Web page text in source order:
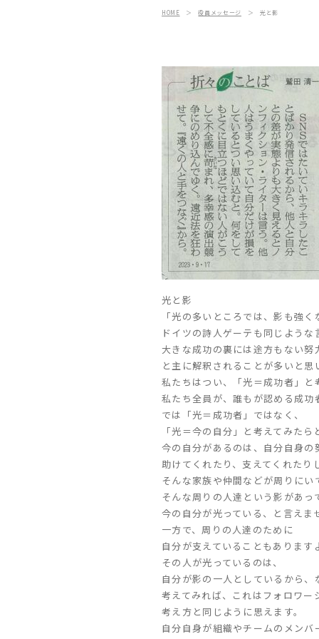
HOME ＞役員メッセージ ＞ 光と影
光と影
「光の多いところでは、影も強く
ドイツの詩人ゲーテも同じよう
大きな成功の裏には途方もない努
と主に解釈されることが多いと思
私たちはつい、「光＝成功者」
私たち全員が、誰もが認める成
では「光＝成功者」ではなく、
「光＝今の自分」と考えてみたら
今の自分があるのは、自分自身の
助けてくれたり、支えてくれたり
そんな家族や仲間などが周りにい
そんな周りの人達という影があっ
今の自分が光っている、と言えま
一方で、周りの人達のために
自分が支えていることもあります
その人が光っているのは、
自分が影の一人としているから、
考えてみれば、これはフォロワー
考え方と同じように思えます。
自分自身が組織やチームのメン